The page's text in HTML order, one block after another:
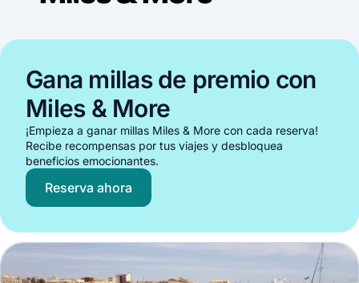
Gana millas de premio con
Miles & More
¡Empieza a ganar millas Miles & More con cada reserva!
Recibe recompensas por tus viajes y desbloquea
beneficios emocionantes.
Reserva ahora